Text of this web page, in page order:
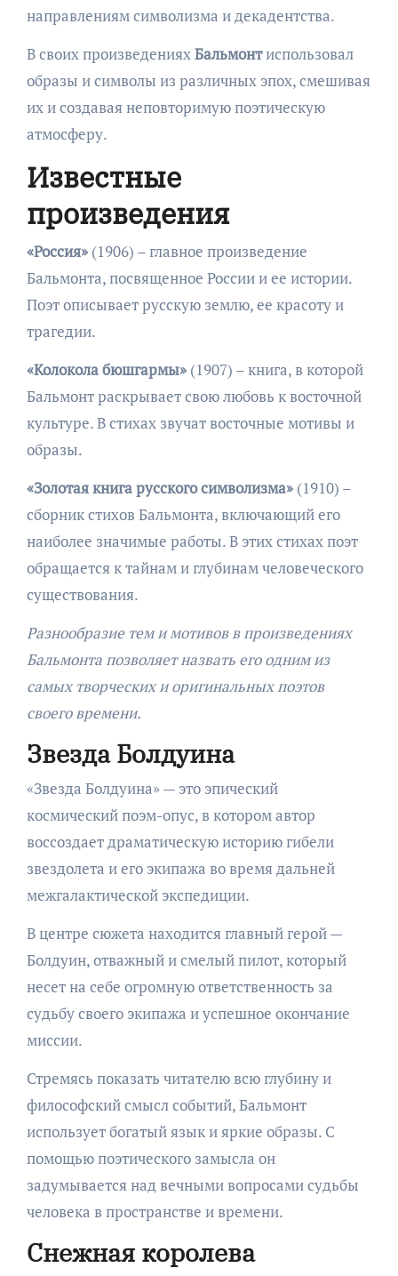
направлениям символизма и декадентства.
В своих произведенияхБальмонтиспользовал
образы и символы из различных эпох, смешивая
их и создавая неповторимую поэтическую
атмосферу.
Известные
произведения
«Россия»(1906) – главное произведение
Бальмонта, посвященное России и ее истории.
Поэт описывает русскую землю, ее красоту и
трагедии.
«Колокола бюшгармы»(1907) – книга, в которой
Бальмонт раскрывает свою любовь к восточной
культуре. В стихах звучат восточные мотивы и
образы.
«Золотая книга русского символизма»(1910) –
сборник стихов Бальмонта, включающий его
наиболее значимые работы. В этих стихах поэт
обращается к тайнам и глубинам человеческого
существования.
Разнообразие тем и мотивов в произведениях
Бальмонта позволяет назвать его одним из
самых творческих и оригинальных поэтов
своего времени.
Звезда Болдуина
«Звезда Болдуина» — это эпический
космический поэм-опус, в котором автор
воссоздает драматическую историю гибели
звездолета и его экипажа во время дальней
межгалактической экспедиции.
В центре сюжета находится главный герой —
Болдуин, отважный и смелый пилот, который
несет на себе огромную ответственность за
судьбу своего экипажа и успешное окончание
миссии.
Стремясь показать читателю всю глубину и
философский смысл событий, Бальмонт
использует богатый язык и яркие образы. С
помощью поэтического замысла он
задумывается над вечными вопросами судьбы
человека в пространстве и времени.
Снежная королева